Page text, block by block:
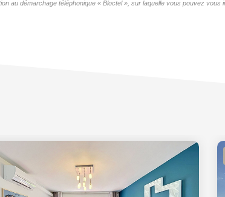
au démarchage téléphonique « Bloctel », sur laquelle vous pouvez vous